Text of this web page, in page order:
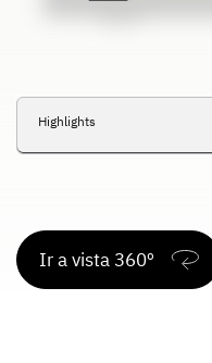
Highlights
Ir a vista 360º